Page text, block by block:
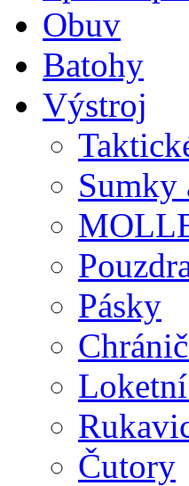
Obuv
Batohy
Výstroj
Sumky
Pásky
Čutory